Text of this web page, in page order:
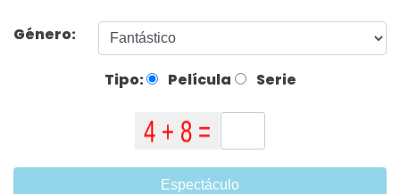
Género:
Tipo: Película Serie
Espectáculo